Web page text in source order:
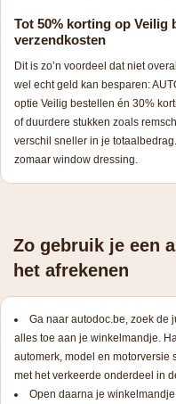
Tot 50% korting op Veilig
verzendkosten
Dit is zo’n voordeel dat niet
wel echt geld kan besparen:
optie Veilig bestellen én 30%
of duurdere stukken zoals
verschil sneller in je
zomaar window dressing.
Zo gebruik je een
het afrekenen
Ga naar autodoc.be, zoek de
alles toe aan je winkelmandje.
automerk, model en motorversie
met het verkeerde onderdeel in
Open daarna je